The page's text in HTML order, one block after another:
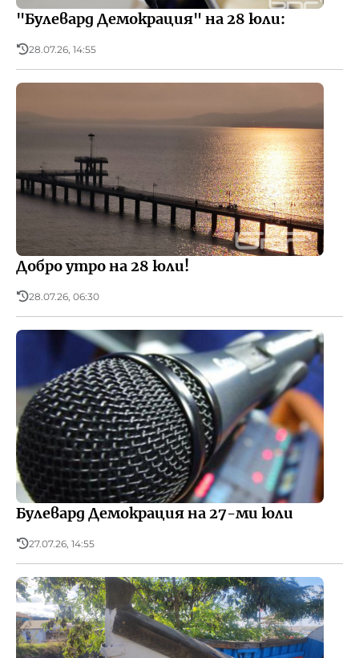
"Булевард Демокрация" на 28 юли:
28.07.26, 14:55
Добро утро на 28 юли!
28.07.26, 06:30
Булевард Демокрация на 27-ми юли
27.07.26, 14:55